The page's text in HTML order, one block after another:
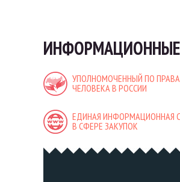
УПОЛНОМОЧЕННЫЙ ПО
ЧЕЛОВЕКА В РОССИИ
ЕДИНАЯ ИНФОРМАЦИОННАЯ
В СФЕРЕ ЗАКУПОК